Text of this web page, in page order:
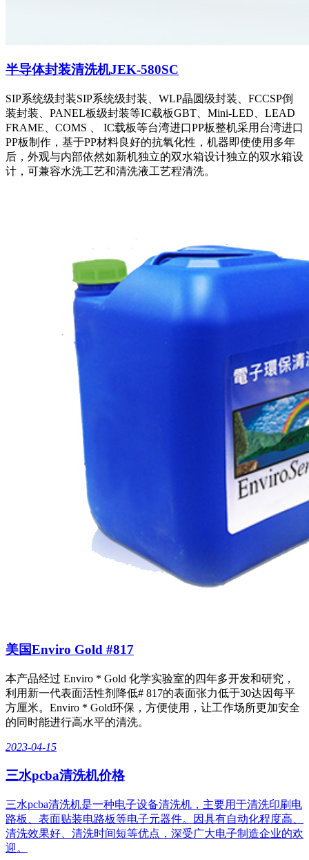
半导体封装清洗机JEK-580SC
SIP系统级封装SIP系统级封装、WLP晶圆级封装、FCCSP倒
装封装、PANEL板级封装等IC载板GBT、Mini-LED、LEAD
FRAME、COMS 、 IC载板等台湾进口PP板整机采用台湾进口
PP板制作，基于PP材料良好的抗氧化性，机器即使使用多年
后，外观与内部依然如新机独立的双水箱设计独立的双水箱设
计，可兼容水洗工艺和清洗液工艺程清洗。
美国Enviro Gold #817
本产品经过 Enviro * Gold 化学实验室的四年多开发和研究，
利用新一代表面活性剂降低# 817的表面张力低于30达因每平
方厘米。Enviro * Gold环保，方便使用，让工作场所更加安全
的同时能进行高水平的清洗。
2023-04-15
三水pcba清洗机价格
三水pcba清洗机是一种电子设备清洗机，主要用于清洗印刷电
路板、表面贴装电路板等电子元器件。因具有自动化程度高、
清洗效果好、清洗时间短等优点，深受广大电子制造企业的欢
迎。